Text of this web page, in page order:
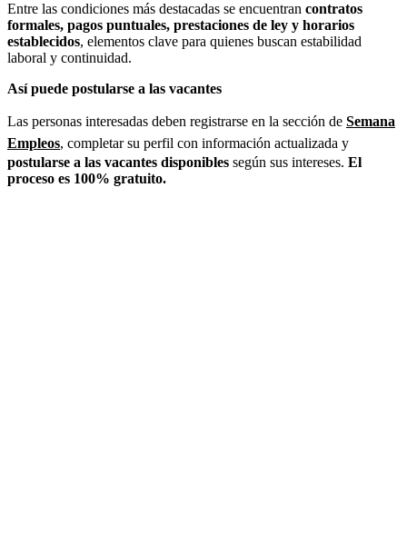
Entre las condiciones más destacadas se encuentran contratos
formales, pagos puntuales, prestaciones de ley y horarios
establecidos, elementos clave para quienes buscan estabilidad
laboral y continuidad.
Así puede postularse a las vacantes
Las personas interesadas deben registrarse en la sección de Semana
Empleos, completar su perfil con información actualizada y
postularse a las vacantes disponibles según sus intereses. El
proceso es 100% gratuito.